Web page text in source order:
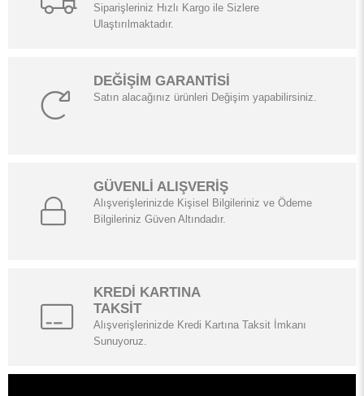
Siparişleriniz Hızlı Kargo ile Sizlere
Ulaştırılmaktadır.
DEĞİŞİM GARANTİSİ
Satın alacağınız ürünleri Değişim yapabilirsiniz.
GÜVENLİ ALIŞVERİŞ
Alışverişlerinizde Kişisel Bilgileriniz ve Ödeme
Bilgileriniz Güven Altındadır.
KREDİ KARTINA
TAKSİT
Alışverişlerinizde Kredi Kartına Taksit İmkanı
Sunuyoruz.